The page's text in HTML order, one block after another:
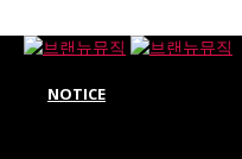
NOTICE